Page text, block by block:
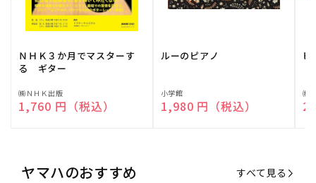
ＮＨＫ３か月でマスターす
る ギター
販
売
㈱ＮＨＫ出版
通常価格
1,760 円（税込）
ルーのピアノ
販
売
小学館
通常価格
1,980 円（税込）
ピ
販
売
㈱
ヤマハのおすすめ すべて見る